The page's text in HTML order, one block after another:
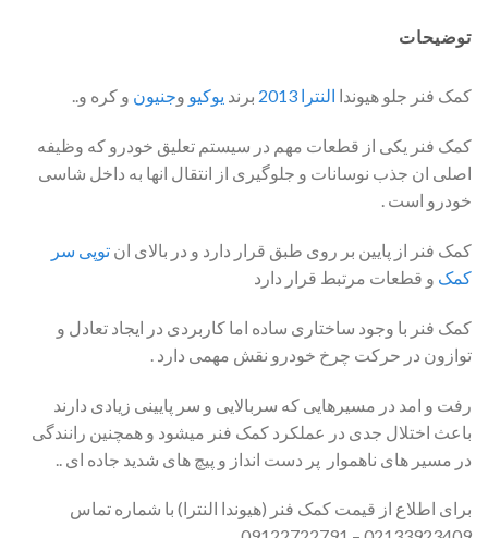
توضیحات
کمک فنر جلو هیوندا النترا 2013 برند یوکیو وجنیون و کره و..
کمک فنر یکی از قطعات مهم در سیستم تعلیق خودرو که وظیفه
اصلی ان جذب نوسانات و جلوگیری از انتقال انها به داخل شاسی
خودرو است .
کمک فنر از پایین بر روی طبق قرار دارد و در بالای ان توپی سر
کمک و قطعات مرتبط قرار دارد
کمک فنر با وجود ساختاری ساده اما کاربردی در ایجاد تعادل و
توازون در حرکت چرخ خودرو نقش مهمی دارد .
رفت و امد در مسیرهایی که سربالایی و سر پایینی زیادی دارند
باعث اختلال جدی در عملکرد کمک فنر میشود و همچنین رانندگی
در مسیر های ناهموار پر دست انداز و پیچ های شدید جاده ای ..
برای اطلاع از قیمت کمک فنر (هیوندا النترا) با شماره تماس